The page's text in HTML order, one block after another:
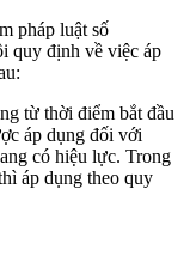
pháp luật số
quy định về việc áp
từ thời điểm bắt đầu
áp dụng đối với
có hiệu lực. Trong
áp dụng theo quy